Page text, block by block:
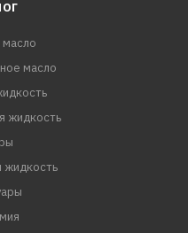
и высоким
обеспечивает чистоту
образование
масло
жидкость